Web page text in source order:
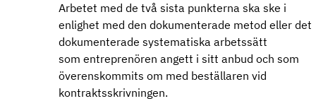
Arbetet med de två sista punkterna ska ske i
enlighet med den dokumenterade metod eller det
dokumenterade systematiska arbetssätt
som entreprenören angett i sitt anbud och som
överenskommits om med beställaren vid
kontraktsskrivningen.